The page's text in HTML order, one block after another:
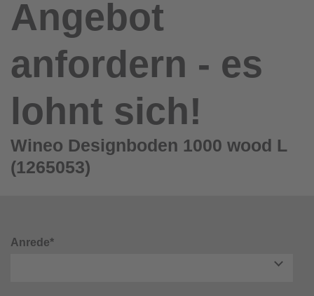
Angebot
anfordern - es
lohnt sich!
Wineo Designboden 1000 wood L
(1265053)
Anrede*